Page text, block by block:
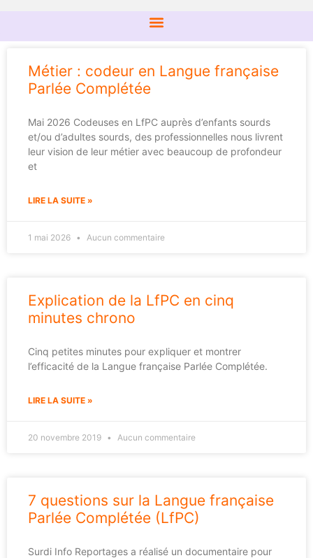
Métier : codeur en Langue française
Parlée Complétée
Mai 2026 Codeuses en LfPC auprès d’enfants sourds
et/ou d’adultes sourds, des professionnelles nous livrent
leur vision de leur métier avec beaucoup de profondeur
et
LIRE LA SUITE »
1 mai 2026 Aucun commentaire
Explication de la LfPC en cinq
minutes chrono
Cinq petites minutes pour expliquer et montrer
l’efficacité de la Langue française Parlée Complétée.
LIRE LA SUITE »
20 novembre 2019 Aucun commentaire
7 questions sur la Langue française
Parlée Complétée (LfPC)
Surdi Info Reportages a réalisé un documentaire pour